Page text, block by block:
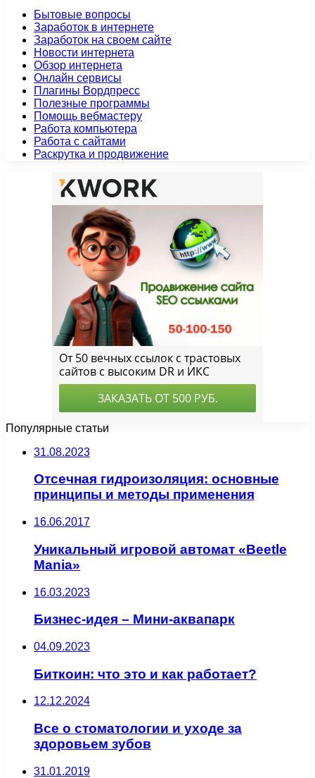
Бытовые вопросы
Заработок в интернете
Заработок на своем сайте
Новости интернета
Обзор интернета
Онлайн сервисы
Плагины Вордпресс
Полезные программы
Помощь вебмастеру
Работа компьютера
Работа с сайтами
Раскрутка и продвижение
Популярные статьи
31.08.2023
Отсечная гидроизоляция: основные
принципы и методы применения
16.06.2017
Уникальный игровой автомат «Beetle
Mania»
16.03.2023
Бизнес-идея – Мини-аквапарк
04.09.2023
Биткоин: что это и как работает?
12.12.2024
Все о стоматологии и уходе за
здоровьем зубов
31.01.2019